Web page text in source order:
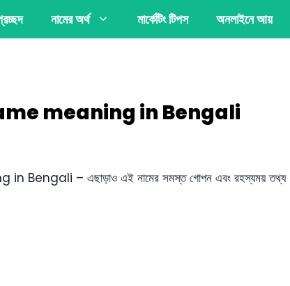
নামের অর্থ মার্কেটিং টিপস অনলাইনে আয়
Name meaning in Bengali
Bengali – এছাড়াও এই নামের সমস্ত গোপন এবং রহস্যময় তথ্য